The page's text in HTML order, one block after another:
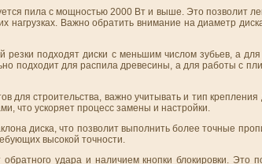
пила с мощностью 2000 Вт и выше. Это позволит
Важно обратить внимание на диаметр
подходят диски с меньшим числом зубьев, а
подходит для распила древесины, а для работы с
для строительства, важно учитывать и тип крепления
что ускоряет процесс замены и настройки.
диска, что позволит выполнить более точные
высокой точности.
удара и наличием кнопки блокировки. Это